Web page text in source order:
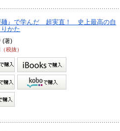
麺』で学んだ 超実直！ 史上最高の自
かた
(著)
税抜）